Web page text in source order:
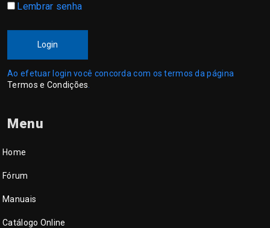
Lembrar senha
Login
Ao efetuar login você concorda com os termos da página
Termos e Condições
Menu
Home
Fórum
Manuais
Catálogo Online